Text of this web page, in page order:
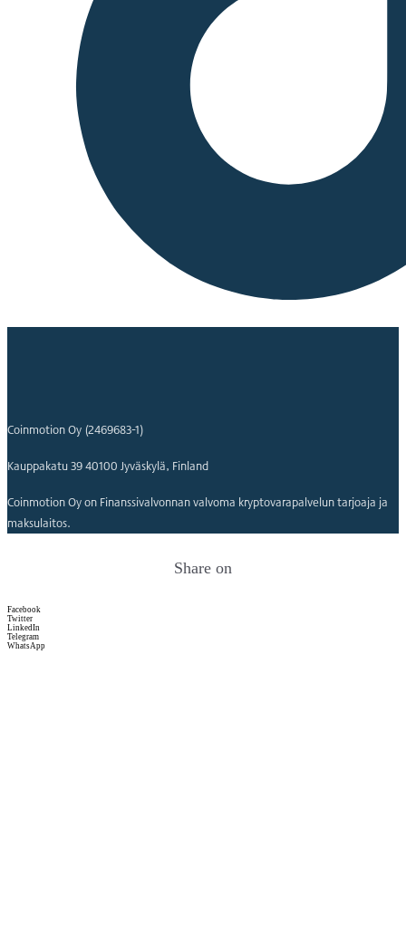
Coinmotion Oy (2469683-1)
Kauppakatu 39 40100 Jyväskylä, Finland
Coinmotion Oy on Finanssivalvonnan valvoma kryptovarapalvelun tarjoaja ja
maksulaitos.
Share on
Facebook
Twitter
LinkedIn
Telegram
WhatsApp